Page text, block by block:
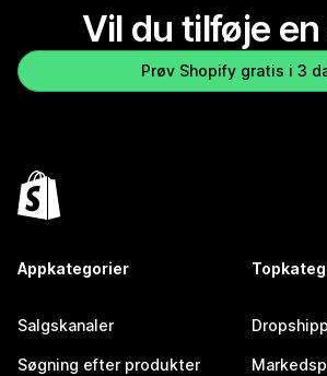
Vil du tilføje en
Prøv Shopify gratis i 3
Appkategorier
Salgskanaler
Søgning efter produkter